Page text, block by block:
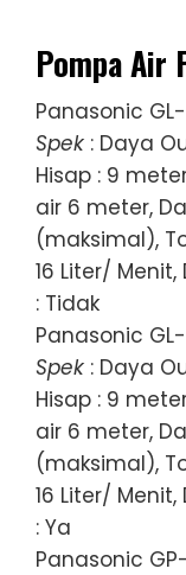
Pompa Air
Panasonic
Spek : Daya
Hisap : 9
air 6 meter,
(maksimal),
16 Liter/
: Tidak
Panasonic
Spek : Daya
Hisap : 9
air 6 meter,
(maksimal),
16 Liter/
: Ya
Panasonic